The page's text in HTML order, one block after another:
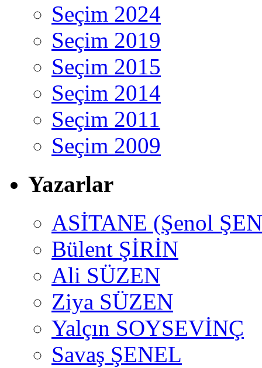
Seçim 2024
Seçim 2019
Seçim 2015
Seçim 2014
Seçim 2011
Seçim 2009
Yazarlar
ASİTANE (Şenol
Bülent ŞİRİN
Ali SÜZEN
Ziya SÜZEN
Yalçın SOYSEVİNÇ
Savaş ŞENEL